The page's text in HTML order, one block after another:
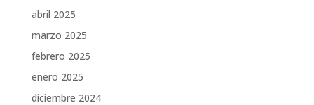
abril 2025
marzo 2025
febrero 2025
enero 2025
diciembre 2024